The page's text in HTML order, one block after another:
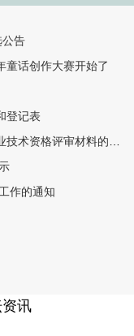
公告
童话创作大赛开始了
登记表
资格评审材料的通知
作的通知
讯